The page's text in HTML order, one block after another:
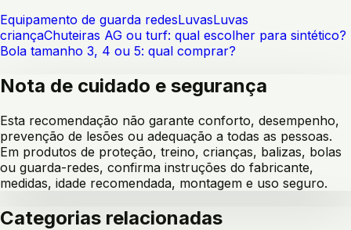
Equipamento de guarda redesLuvasLuvas
criançaChuteiras AG ou turf: qual escolher para sintético?
Bola tamanho 3, 4 ou 5: qual comprar?
Nota de cuidado e segurança
Esta recomendação não garante conforto, desempenho,
prevenção de lesões ou adequação a todas as pessoas.
Em produtos de proteção, treino, crianças, balizas, bolas
ou guarda-redes, confirma instruções do fabricante,
medidas, idade recomendada, montagem e uso seguro.
Categorias relacionadas